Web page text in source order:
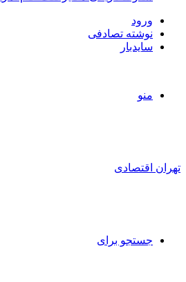
ورود
نوشته تصادفی
سایدبار
منو
تهران اقتصادی
جستجو برای